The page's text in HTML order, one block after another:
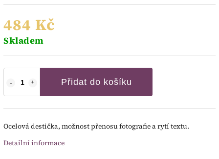
484 Kč
Skladem
Přidat do košíku
Ocelová destička, možnost přenosu fotografie a rytí textu.
Detailní informace